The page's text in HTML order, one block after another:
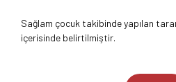
Sağlam çocuk takibinde yapılan
içerisinde belirtilmiştir.